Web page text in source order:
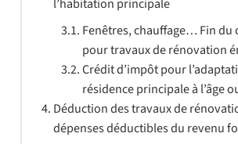
Fenêtres, chauffage… Fin du
pour travaux de rénovation
Crédit d’impôt pour
résidence principale à l’âge
Déduction des travaux de
dépenses déductibles du revenu